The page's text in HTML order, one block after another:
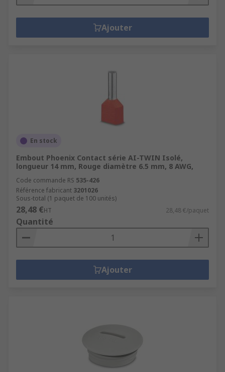
Ajouter
En stock
Embout Phoenix Contact série AI-TWIN Isolé,
longueur 14 mm, Rouge diamètre 6.5 mm, 8 AWG,
Code commande RS 535-426
Référence fabricant 3201026
Sous-total (1 paquet de 100 unités)
28,48 €HT 28,48 €/paquet
Quantité
Ajouter